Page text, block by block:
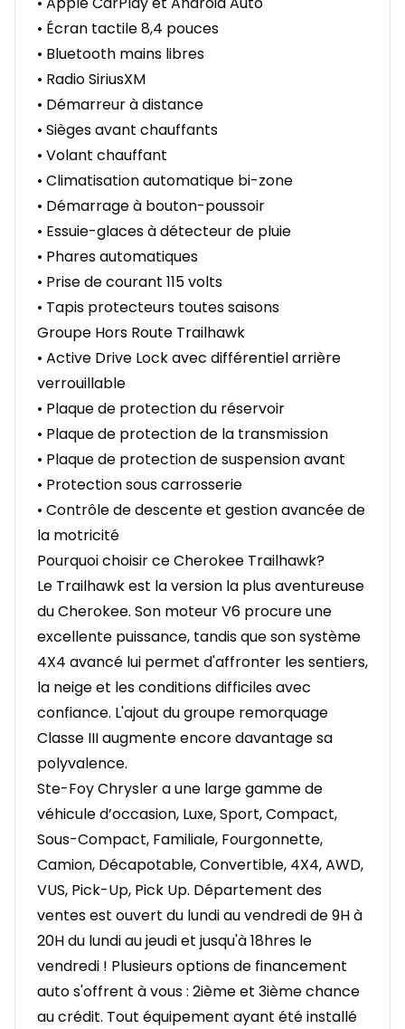
• Écran tactile 8,4 pouces
• Bluetooth mains libres
• Radio SiriusXM
• Démarreur à distance
• Sièges avant chauffants
• Volant chauffant
• Climatisation automatique bi-zone
• Démarrage à bouton-poussoir
• Essuie-glaces à détecteur de pluie
• Phares automatiques
• Prise de courant 115 volts
• Tapis protecteurs toutes saisons
Groupe Hors Route Trailhawk
• Active Drive Lock avec différentiel arrière
verrouillable
• Plaque de protection du réservoir
• Plaque de protection de la transmission
• Plaque de protection de suspension avant
• Protection sous carrosserie
• Contrôle de descente et gestion avancée de
la motricité
Pourquoi choisir ce Cherokee Trailhawk?
Le Trailhawk est la version la plus aventureuse
du Cherokee. Son moteur V6 procure une
excellente puissance, tandis que son système
4X4 avancé lui permet d'affronter les sentiers,
la neige et les conditions difficiles avec
confiance. L'ajout du groupe remorquage
Classe III augmente encore davantage sa
polyvalence.
Ste-Foy Chrysler a une large gamme de
véhicule d’occasion, Luxe, Sport, Compact,
Sous-Compact, Familiale, Fourgonnette,
Camion, Décapotable, Convertible, 4X4, AWD,
VUS, Pick-Up, Pick Up. Département des
ventes est ouvert du lundi au vendredi de 9H à
20H du lundi au jeudi et jusqu'à 18hres le
vendredi ! Plusieurs options de financement
auto s'offrent à vous : 2ième et 3ième chance
au crédit. Tout équipement ayant été installé